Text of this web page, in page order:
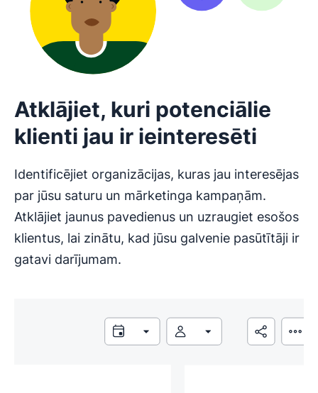
Atklājiet, kuri potenciālie
klienti jau ir ieinteresēti
Identificējiet organizācijas, kuras jau interesējas
par jūsu saturu un mārketinga kampaņām.
Atklājiet jaunus pavedienus un uzraugiet esošos
klientus, lai zinātu, kad jūsu galvenie pasūtītāji ir
gatavi darījumam.